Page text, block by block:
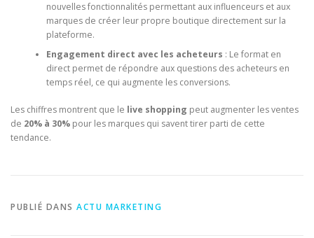
nouvelles fonctionnalités permettant aux influenceurs et aux
marques de créer leur propre boutique directement sur la
plateforme.
Engagement direct avec les acheteurs : Le format en
direct permet de répondre aux questions des acheteurs en
temps réel, ce qui augmente les conversions.
Les chiffres montrent que le live shopping peut augmenter les ventes
de 20% à 30% pour les marques qui savent tirer parti de cette
tendance.
PUBLIÉ DANS ACTU MARKETING